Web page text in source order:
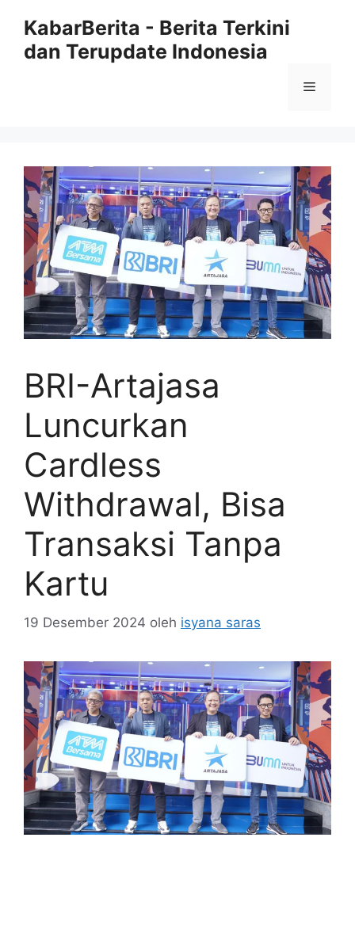
KabarBerita - Berita Terkini
dan Terupdate Indonesia
Menu
BRI-Artajasa
Luncurkan
Cardless
Withdrawal, Bisa
Transaksi Tanpa
Kartu
19 Desember 2024 oleh isyana saras